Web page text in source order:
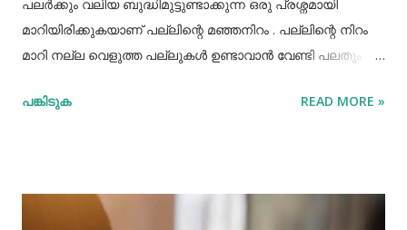
പലർക്കും വലിയ ബുദ്ധിമുട്ടുണ്ടാക്കുന്ന ഒരു പ്രശ്നമായി
മാറിയിരിക്കുകയാണ് പല്ലിന്റെ മഞ്ഞനിറം . പല്ലിന്റെ നിറം
മാറി നല്ല വെളുത്ത പല്ലുകൾ ഉണ്ടാവാൻ വേണ്ടി പലതും
പല്ലിന്‍റെ മഞ്ഞനിറം മാറ്റാന്‍ പല മാര്‍ഗ്ഗങ്ങളും
പരിചയപ്പെടാം. പഴങ്ങളും പച്ചക്കറികളും വിറ്റാമിന്‍ സി
പങ്കിടുക READ MORE »